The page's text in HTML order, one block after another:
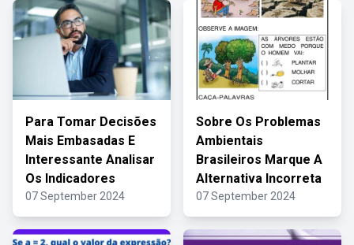
Para Tomar Decisões
Mais Embasadas E
Interessante Analisar
Os Indicadores
07 September 2024
Sobre Os Problemas
Ambientais
Brasileiros Marque A
Alternativa Incorreta
07 September 2024